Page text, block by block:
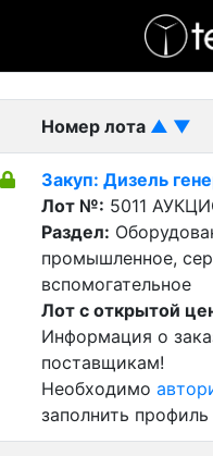
-
Номер лота ▲ ▼
Закуп: Дизель
Лот №: 5011
Раздел:
промышленное,
вспомогательное
Лот с открытой
Информация о
поставщикам!
Необходимо
заполнить